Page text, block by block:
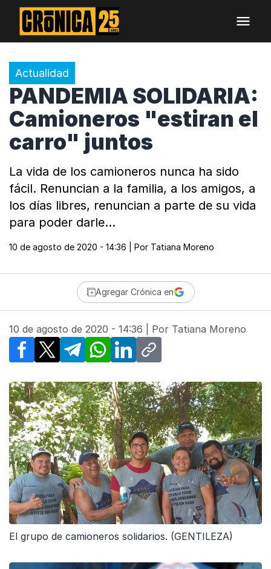
Actualidad
PANDEMIA SOLIDARIA:
Camioneros "estiran el
carro" juntos
La vida de los camioneros nunca ha sido
fácil. Renuncian a la familia, a los amigos, a
los días libres, renuncian a parte de su vida
para poder darle…
10 de agosto de 2020 - 14:36 | Por Tatiana Moreno
Agregar Crónica en
10 de agosto de 2020 - 14:36 | Por Tatiana Moreno
Facebook
X TelegramWhatsApp
LinkedInCopy link
El grupo de camioneros solidarios. (GENTILEZA)